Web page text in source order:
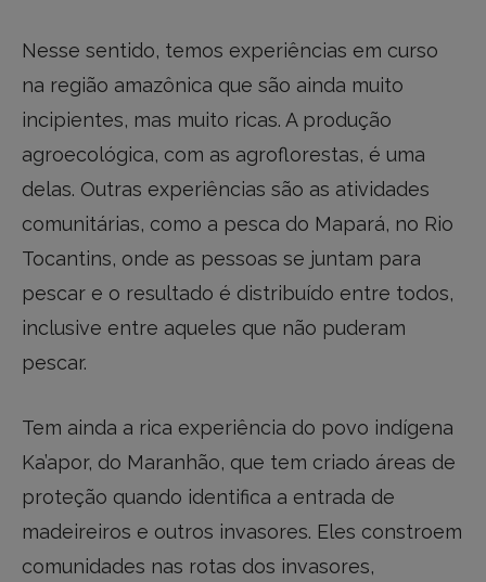
Nesse sentido, temos experiências em curso
na região amazônica que são ainda muito
incipientes, mas muito ricas. A produção
agroecológica, com as agroflorestas, é uma
delas. Outras experiências são as atividades
comunitárias, como a pesca do Mapará, no Rio
Tocantins, onde as pessoas se juntam para
pescar e o resultado é distribuído entre todos,
inclusive entre aqueles que não puderam
pescar.
Tem ainda a rica experiência do povo indígena
Ka’apor, do Maranhão, que tem criado áreas de
proteção quando identifica a entrada de
madeireiros e outros invasores. Eles constroem
comunidades nas rotas dos invasores,